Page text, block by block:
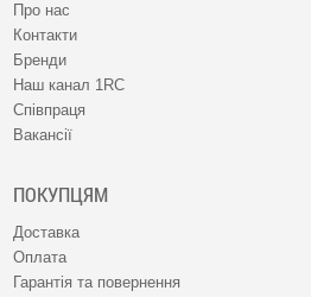
Про нас
Контакти
Бренди
Наш канал 1RC
Співпраця
Вакансії
ПОКУПЦЯМ
Доставка
Оплата
Гарантія та повернення